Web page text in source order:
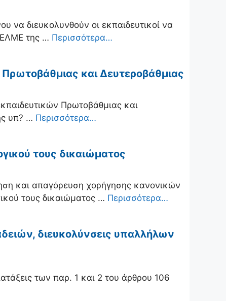
να διευκολυνθούν οι εκπαιδευτικοί να
ΕΛΜΕ της … Περισσότερα…
Πρωτοβάθμιας και Δευτεροβάθμιας
Πρωτοβάθμιας και
υπ? … Περισσότερα…
τους δικαιώματος
και απαγόρευση χορήγησης κανονικών
τους δικαιώματος … Περισσότερα…
διευκολύνσεις υπαλλήλων
των παρ. 1 και 2 του άρθρου 106